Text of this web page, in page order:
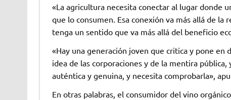
«La agricultura necesita conectar al lugar donde
que lo consumen. Esa conexión va más allá de
tenga un sentido que va más allá del beneficio
«Hay una generación joven que critica y pone
idea de las corporaciones y de la mentira
auténtica y genuina, y necesita comprobarla»,
En otras palabras, el consumidor del vino